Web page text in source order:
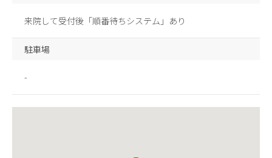
来院して受付後「順番待ちシステム」あり
駐車場
-